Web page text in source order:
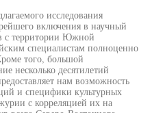
исследования
включения в научный
с территории Южной
специалистам полноценно
того, большой
несколько десятилетий
нам возможность
и специфики культурных
с корреляцией их на